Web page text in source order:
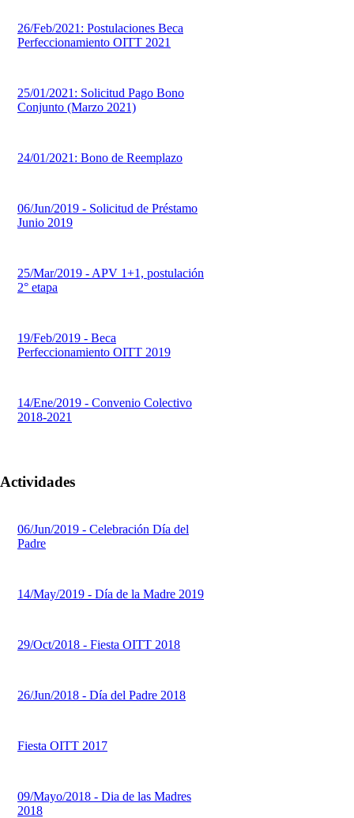
26/Feb/2021: Postulaciones Beca
Perfeccionamiento OITT 2021
25/01/2021: Solicitud Pago Bono
Conjunto (Marzo 2021)
24/01/2021: Bono de Reemplazo
06/Jun/2019 - Solicitud de Préstamo
Junio 2019
25/Mar/2019 - APV 1+1, postulación
2° etapa
19/Feb/2019 - Beca
Perfeccionamiento OITT 2019
14/Ene/2019 - Convenio Colectivo
2018-2021
Actividades
06/Jun/2019 - Celebración Día del
Padre
14/May/2019 - Día de la Madre 2019
29/Oct/2018 - Fiesta OITT 2018
26/Jun/2018 - Día del Padre 2018
Fiesta OITT 2017
09/Mayo/2018 - Dia de las Madres
2018